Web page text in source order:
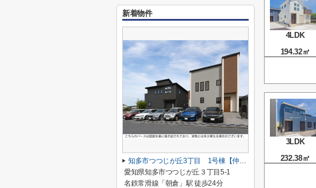
4LDK
194.32㎡
3LDK
232.38㎡
新着物件
知多市つつじが丘3丁目 1号棟【仲介手数料0円】
愛知県知多市つつじが丘３丁目5-1
名鉄常滑線「朝倉」駅 徒歩24分